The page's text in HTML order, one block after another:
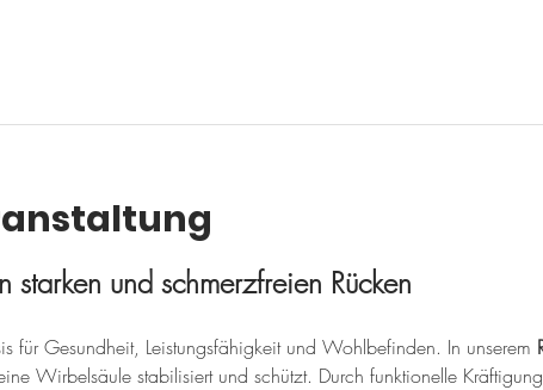
starken und schmerzfreien Rücken
für Gesundheit, Leistungsfähigkeit und Wohlbefinden. In unserem
Wirbelsäule stabilisiert und schützt. Durch funktionelle